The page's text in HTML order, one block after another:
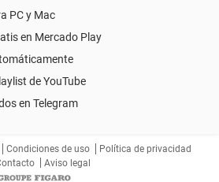
PC y Mac
en Mercado Play
de YouTube
en Telegram
Condiciones de uso
Política de privacidad
Aviso legal